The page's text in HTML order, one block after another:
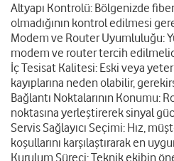
Altyapı Kontrolü: Bölgenizde
olmadığının kontrol edilmesi
Modem ve Router Uyumluluğu:
modem ve router tercih
İç Tesisat Kalitesi: Eski veya
kayıplarına neden olabilir,
Bağlantı Noktalarının Konumu:
noktasına yerleştirerek sinyal
Servis Sağlayıcı Seçimi: Hız,
koşullarını karşılaştırarak en
Kurulum Süreci: Teknik ekibin